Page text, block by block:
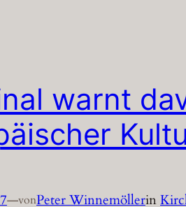
warnt
—vonPeter Winnemöllerin